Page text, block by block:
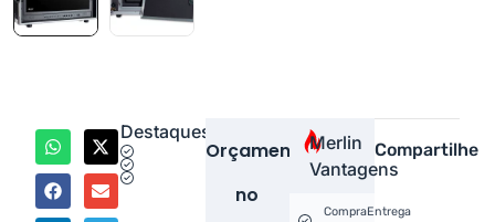
Destaques
Orçamento
no
Compartilhe
Merlin
Vantagens
CompraEntrega